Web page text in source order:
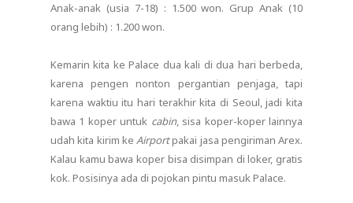
Anak-anak (usia 7-18) : 1.500 won. Grup Anak (10
orang lebih) : 1.200 won.
Kemarin kita ke Palace dua kali di dua hari berbeda,
karena pengen nonton pergantian penjaga, tapi
karena waktiu itu hari terakhir kita di Seoul, jadi kita
bawa 1 koper untuk cabin, sisa koper-koper lainnya
udah kita kirim ke Airportpakai jasa pengiriman Arex.
Kalau kamu bawa koper bisa disimpan di loker, gratis
kok. Posisinya ada di pojokan pintu masuk Palace.